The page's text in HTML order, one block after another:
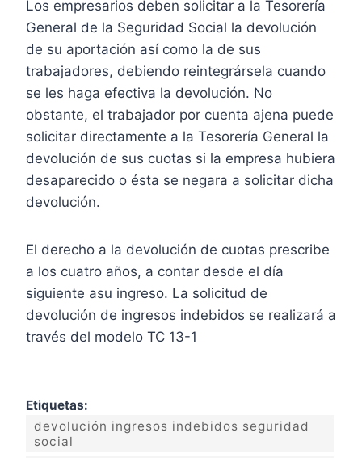
Los empresarios deben solicitar a la Tesorería
General de la Seguridad Social la devolución
de su aportación así como la de sus
trabajadores, debiendo reintegrársela cuando
se les haga efectiva la devolución. No
obstante, el trabajador por cuenta ajena puede
solicitar directamente a la Tesorería General la
devolución de sus cuotas si la empresa hubiera
desaparecido o ésta se negara a solicitar dicha
devolución.
El derecho a la devolución de cuotas prescribe
a los cuatro años, a contar desde el día
siguiente asu ingreso. La solicitud de
devolución de ingresos indebidos se realizará a
través del modelo TC 13-1
Etiquetas:
devolución ingresos indebidos seguridad
social